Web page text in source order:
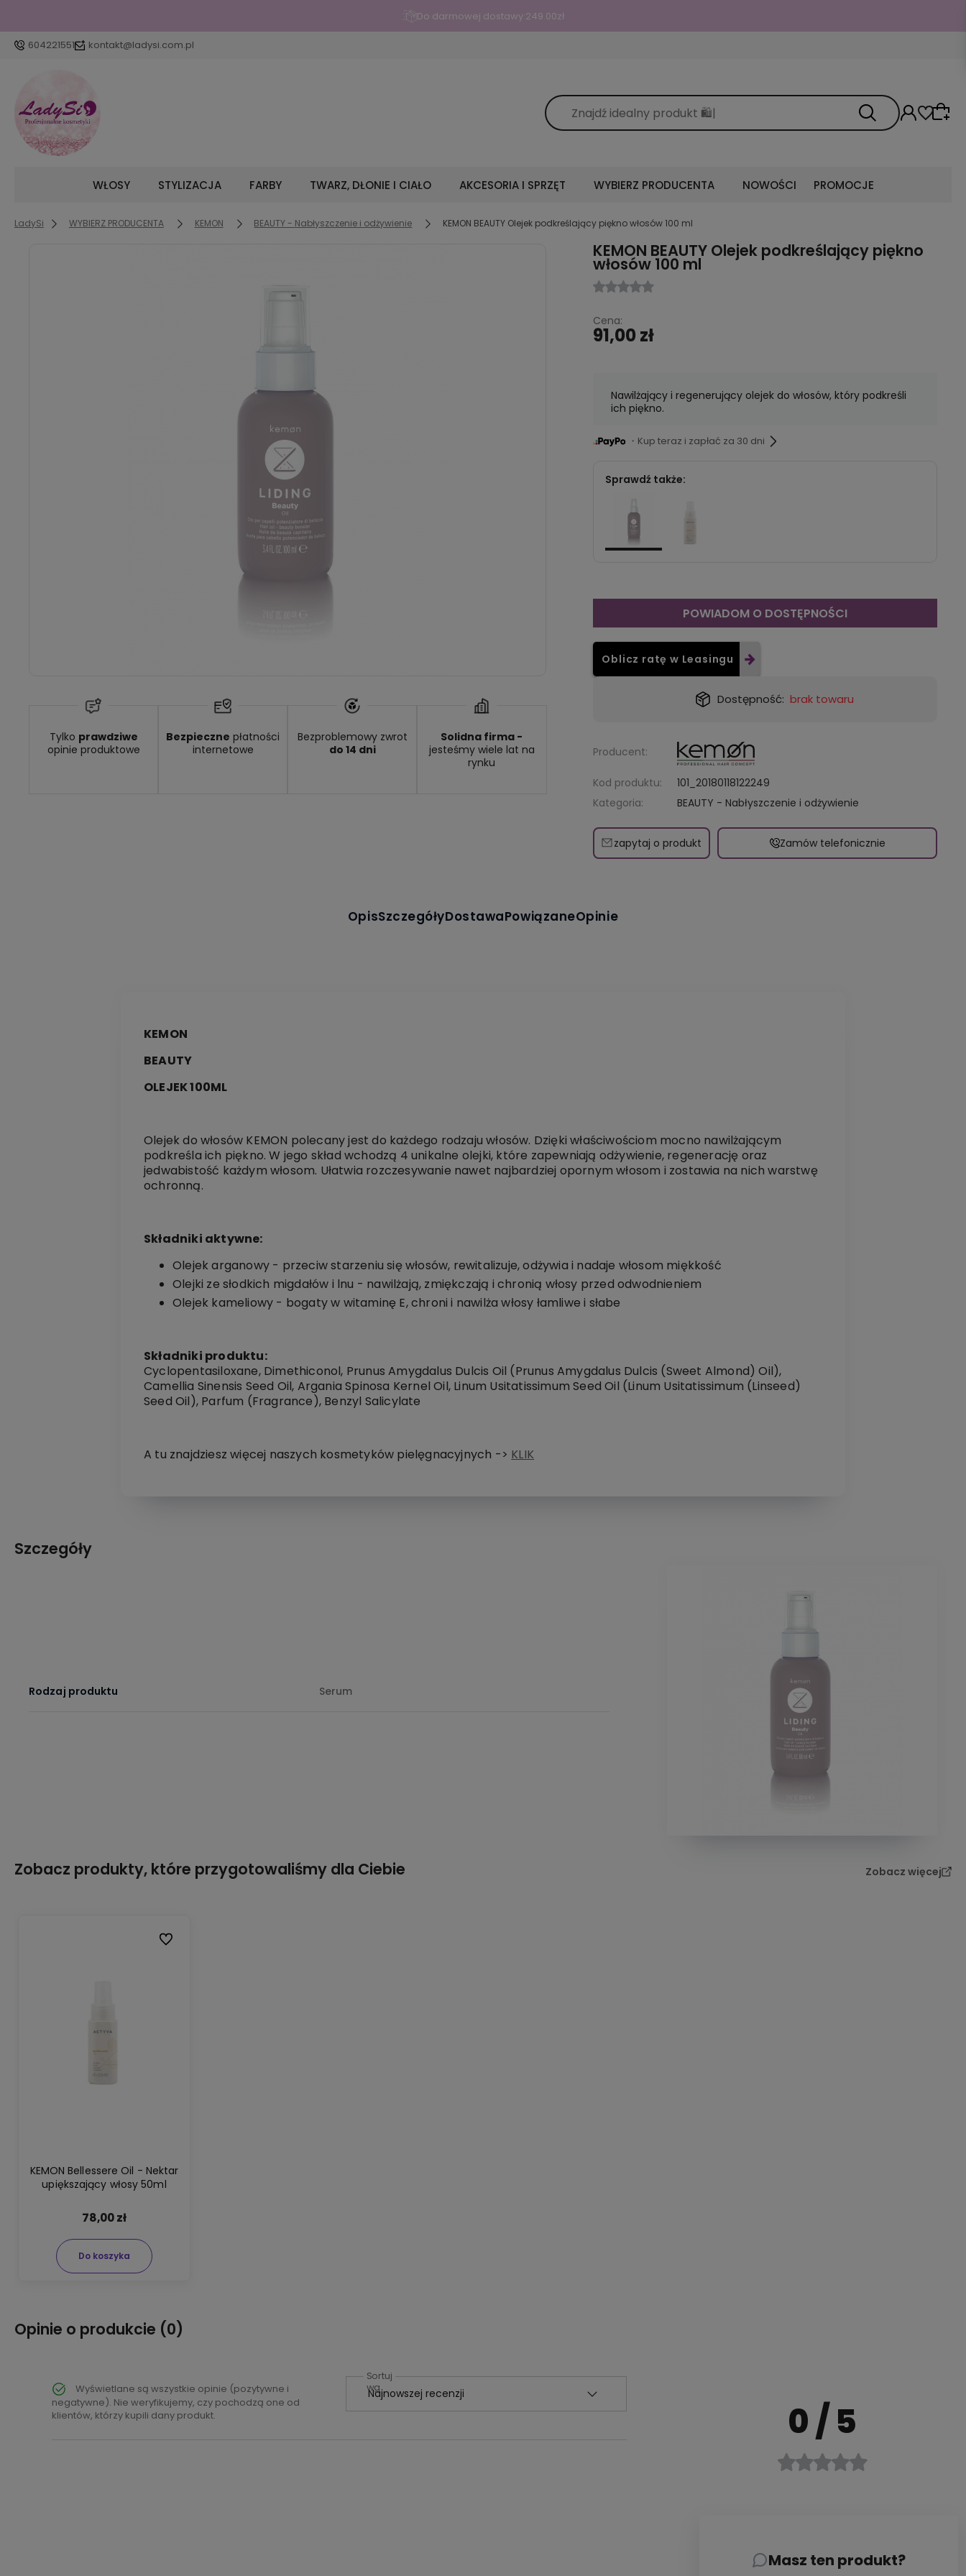
Wypróbuj wcierkę pobudzającą włosy Borovsky Baby Hair z kofeiną🥰
604221551 kontakt@ladysi.com.pl
WŁOSY STYLIZACJA FARBY TWARZ, DŁONIE I CIAŁO AKCESORIA I SPRZĘT WYBIERZ PRODUCENTA NOWOŚCI PROMOCJE
LadySi WYBIERZ PRODUCENTA KEMON BEAUTY - Nabłyszczenie i odżywienie KEMON BEAUTY Olejek podkreślający piękno włosów 100 ml
Tylko prawdziwe
opinie produktowe
Bezpieczne płatności
internetowe
Bezproblemowy zwrot
do 14 dni
Solidna firma -
jesteśmy wiele lat na
rynku
KEMON BEAUTY Olejek podkreślający piękno
włosów 100 ml
Cena:
91,00 zł
Nawilżający i regenerujący olejek do włosów, który podkreśli
ich piękno.
・Kup teraz i zapłać za 30 dni
Sprawdź także:
POWIADOM O DOSTĘPNOŚCI
Oblicz ratę w Leasingu
Dostępność: brak towaru brak towaru Dostępność: brak towaru
Producent:
Kod produktu:
101_20180118122249
Kategoria:
BEAUTY - Nabłyszczenie i odżywienie
zapytaj o produkt Zamów telefonicznie
OpisSzczegółyDostawaPowiązaneOpinie
KEMON
BEAUTY
OLEJEK 100ML
Olejek do włosów KEMON polecany jest do każdego rodzaju włosów. Dzięki właściwościom mocno nawilżającym
podkreśla ich piękno. W jego skład wchodzą 4 unikalne olejki, które zapewniają odżywienie, regenerację oraz
jedwabistość każdym włosom. Ułatwia rozczesywanie nawet najbardziej opornym włosom i zostawia na nich warstwę
ochronną.
Składniki aktywne:
Olejek arganowy - przeciw starzeniu się włosów, rewitalizuje, odżywia i nadaje włosom miękkość
Olejki ze słodkich migdałów i lnu - nawilżają, zmiękczają i chronią włosy przed odwodnieniem
Olejek kameliowy - bogaty w witaminę E, chroni i nawilża włosy łamliwe i słabe
Składniki produktu:
Cyclopentasiloxane, Dimethiconol, Prunus Amygdalus Dulcis Oil (Prunus Amygdalus Dulcis (Sweet Almond) Oil),
Camellia Sinensis Seed Oil, Argania Spinosa Kernel Oil, Linum Usitatissimum Seed Oil (Linum Usitatissimum (Linseed)
Seed Oil), Parfum (Fragrance), Benzyl Salicylate
A tu znajdziesz więcej naszych kosmetyków pielęgnacyjnych -> KLIK
Szczegóły
Rodzaj produktu Serum
Zobacz produkty, które przygotowaliśmy dla Ciebie Zobacz więcej
KEMON Bellessere Oil - Nektar
upiększający włosy 50ml
78,00 zł
Do koszyka
Do ulubionych
Opinie o produkcie (0)
0/ 5
Masz ten produkt?
Wyświetlane są wszystkie opinie (pozytywne i
negatywne). Nie weryfikujemy, czy pochodzą one od
klientów, którzy kupili dany produkt.
Sortuj
wg